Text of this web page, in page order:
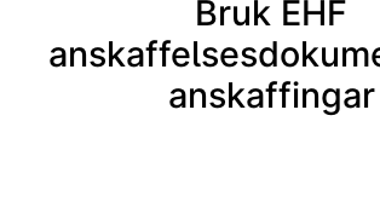
Bruk EHF
anskaffingar